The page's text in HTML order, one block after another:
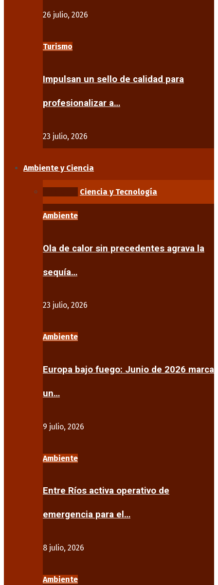
26 julio, 2026
Turismo
Impulsan un sello de calidad para
profesionalizar a…
23 julio, 2026
Ambiente y Ciencia
Ciencia y Tecnología
Ambiente
Ola de calor sin precedentes agrava la
sequía…
23 julio, 2026
Ambiente
Europa bajo fuego: Junio de 2026 marca
un…
9 julio, 2026
Ambiente
Entre Ríos activa operativo de
emergencia para el…
8 julio, 2026
Ambiente